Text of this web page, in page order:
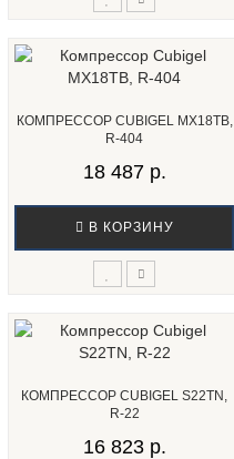
КОМПРЕССОР CUBIGEL MX18TB,
R-404
18 487 р.
В КОРЗИНУ
КОМПРЕССОР CUBIGEL S22TN,
R-22
16 823 р.